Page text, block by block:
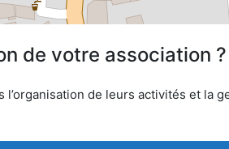
de votre association ?
l’organisation de leurs activités et